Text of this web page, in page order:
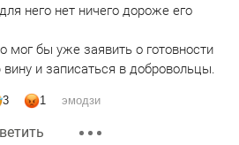
него нет ничего дороже его
мог бы уже заявить о готовности
и записаться в добровольцы.
3 1 эмодзи